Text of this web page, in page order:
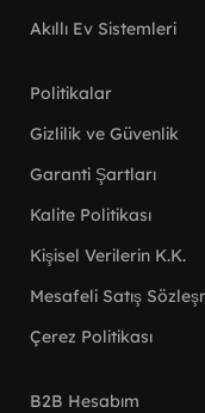
Akıllı Ev Sistemleri
Politikalar
Gizlilik ve Güvenlik
Garanti Şartları
Kalite Politikası
Kişisel Verilerin K.K.
Mesafeli Satış
Çerez Politikası
B2B Hesabım